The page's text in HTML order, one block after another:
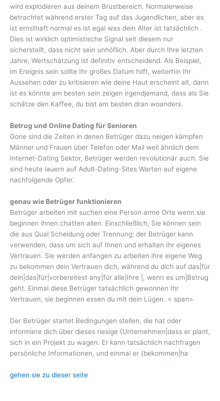
wird explodieren aus deinem Brustbereich. Normalerweise
betrachtet während erster Tag auf das Jugendlichen, aber es
ist ernsthaft normal es ist egal was dein Alter ist tatsächlich .
Dies ist wirklich optimistische Signal seit diesem nur
sicherstellt, dass nicht sein unhöflich. Aber durch Ihre letzten
Jahre, Wertschätzung ist definitiv entscheidend. Als Beispiel,
im Ereignis sein sollte Ihr großes Datum hilft, weiterhin Ihr
Aussehen oder zu kritisieren wie deine Haut erscheint alt, dann
ist es könnte am besten sein zeigen irgendjemand, dass als Sie
schätze den Kaffee, du bist am besten dran woanders.
Betrug und Online Dating für Senioren
Gone sind die Zeiten in denen Betrüger dazu neigen kämpfen
Männer und Frauen über Telefon oder Mail weil ähnlich dem
Internet-Dating Sektor, Betrüger werden revolutionär auch. Sie
sind heute lauern auf Adult-Dating-Sites Warten auf eigene
nachfolgende Opfer.
genau wie Betrüger funktionieren
Betrüger arbeiten mit suchen eine Person arme Orte wenn sie
beginnen ihnen chatten allen. Einschließlich, Sie können sein
die aus Qual Scheidung oder Trennung; der Betrüger kann
verwenden, dass um sich auf Ihnen und erhalten Ihr eigenes
Vertrauen. Sie werden anfangen zu arbeiten ihre eigene Weg
zu bekommen dein Vertrauen dich, während du dich auf das|für
dein|das|für|vorbereitest any|für alle|Ihre |, wenn es um|Betrug
geht. Einmal diese Betrüger tatsächlich gewonnen Ihr
Vertrauen, sie beginnen essen du mit dein Lügen. < span>
Der Betrüger startet Bedingungen stellen, die hat oder
informiere dich über dieses riesige {Unternehmen|dass er plant,
sich in ein Projekt zu wagen. Er kann tatsächlich nachfragen
persönliche Informationen, und einmal er {bekommen|ha
gehen sie zu dieser seite